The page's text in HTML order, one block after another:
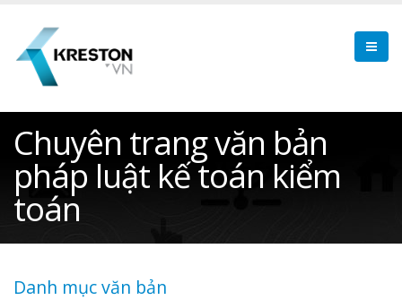
Chuyên trang văn bản
pháp luật kế toán kiểm
toán
Danh mục văn bản